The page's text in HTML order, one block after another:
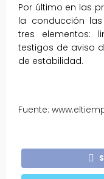
Por último en las
la conducción
tres elementos:
testigos de aviso
de estabilidad.
Fuente: